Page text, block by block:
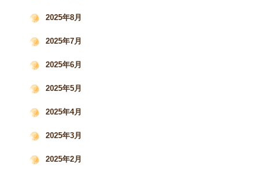
2025年8月
2025年7月
2025年6月
2025年5月
2025年4月
2025年3月
2025年2月